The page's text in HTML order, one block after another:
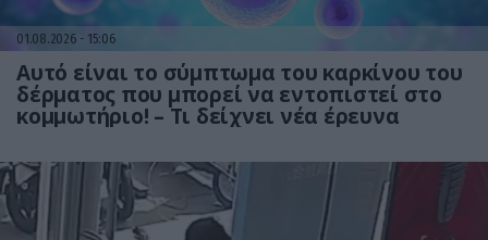
01.08.2026 15:06
Αυτό είναι το σύμπτωμα του καρκίνου του
δέρματος που μπορεί να εντοπιστεί στο
κομμωτήριο! – Τι δείχνει νέα έρευνα